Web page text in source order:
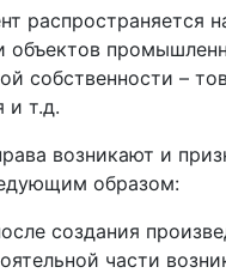
распространяется
объектов
собственности –
и т.д.
возникают и
образом:
создания
части